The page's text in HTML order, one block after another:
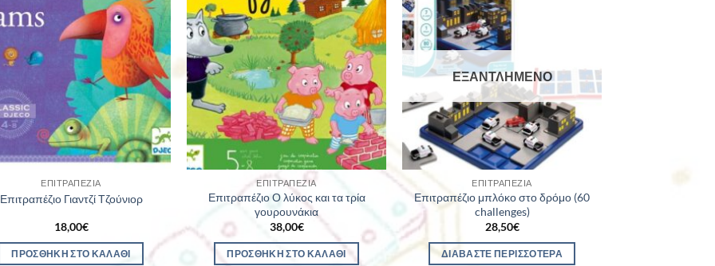
ΕΠΙΤΡΑΠΈΖΙΑ
Επιτραπέζιο Γιαντζί Τζούνιορ
18,00€
ΠΡΟΣΘΉΚΗ ΣΤΟ ΚΑΛΆΘΙ
ΕΠΙΤΡΑΠΈΖΙΑ
Επιτραπέζιο Ο λύκος και τα τρία
γουρουνάκια
38,00€
ΠΡΟΣΘΉΚΗ ΣΤΟ ΚΑΛΆΘΙ
ΕΞΑΝΤΛΗΜΈΝΟ
ΕΠΙΤΡΑΠΈΖΙΑ
Επιτραπέζιο μπλόκο στο δρόμο (60
challenges)
28,50€
ΔΙΑΒΆΣΤΕ ΠΕΡΙΣΣΌΤΕΡΑ